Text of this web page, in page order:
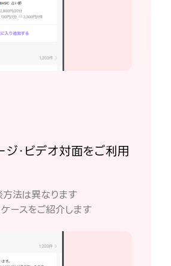
ジ・ビデオ対面をご利用
法は異なります
ースをご紹介します